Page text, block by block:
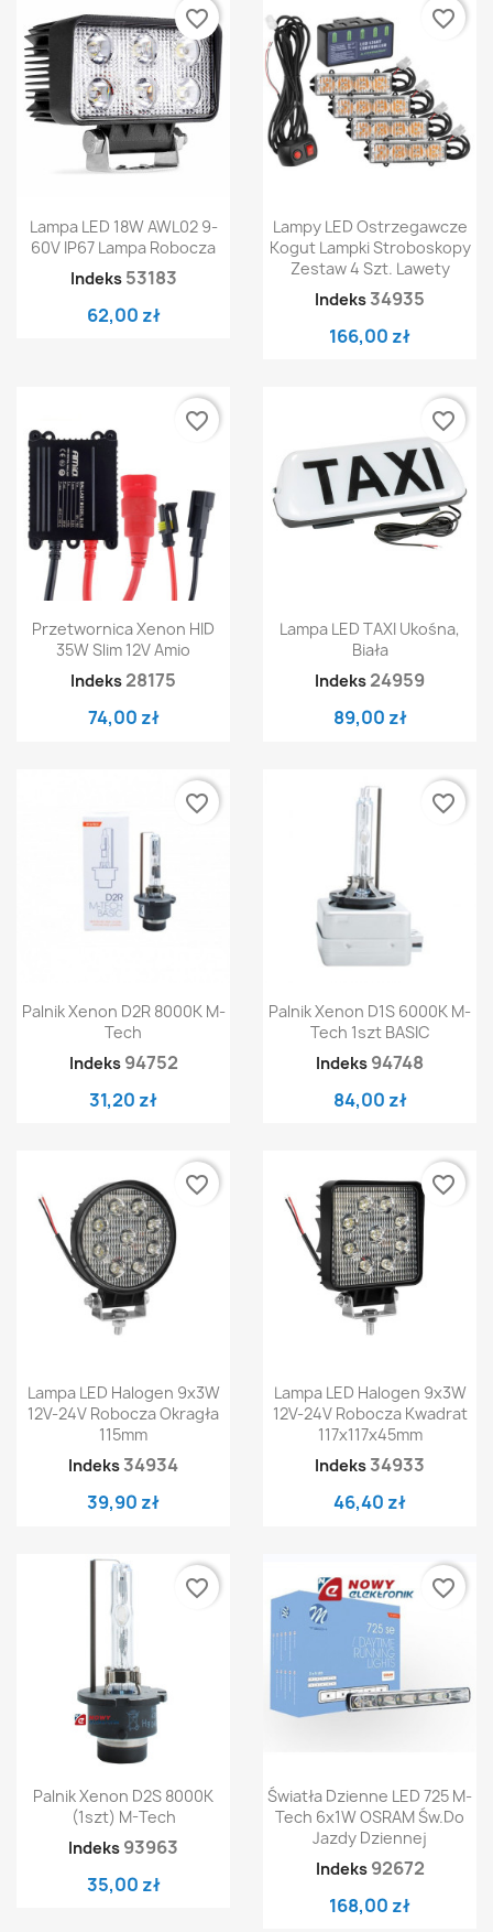
Lampa LED 18W AWL02 9-
60V IP67 Lampa Robocza
Indeks 53183
62,00 zł
favorite_border
Lampy LED Ostrzegawcze
Kogut Lampki Stroboskopy
Zestaw 4 Szt. Lawety
Indeks 34935
166,00 zł
favorite_border
Przetwornica Xenon HID
35W Slim 12V Amio
Indeks 28175
74,00 zł
favorite_border
Lampa LED TAXI Ukośna,
Biała
Indeks 24959
89,00 zł
favorite_border
Palnik Xenon D2R 8000K M-
Tech
Indeks 94752
31,20 zł
favorite_border
Palnik Xenon D1S 6000K M-
Tech 1szt BASIC
Indeks 94748
84,00 zł
favorite_border
Lampa LED Halogen 9x3W
12V-24V Robocza Okragła
115mm
Indeks 34934
39,90 zł
favorite_border
Lampa LED Halogen 9x3W
12V-24V Robocza Kwadrat
117x117x45mm
Indeks 34933
46,40 zł
favorite_border
Palnik Xenon D2S 8000K
(1szt) M-Tech
Indeks 93963
35,00 zł
favorite_border
Światła Dzienne LED 725 M-
Tech 6x1W OSRAM Św.do
Jazdy Dziennej
Indeks 92672
168,00 zł
favorite_border